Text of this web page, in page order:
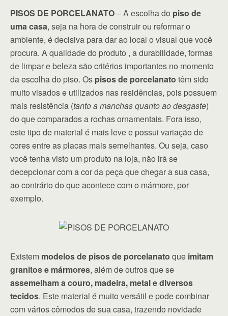
PISOS DE PORCELANATO– A escolha do piso de
uma casa, seja na hora de construir ou reformar o
ambiente, é decisiva para dar ao local o visual que você
procura. A qualidade do produto , a durabilidade, formas
de limpar e beleza são critérios importantes no momento
da escolha do piso. Os pisos de porcelanato têm sido
muito visados e utilizados nas residências, pois possuem
mais resistência (tanto a manchas quanto ao desgaste)
do que comparados a rochas ornamentais. Fora isso,
este tipo de material é mais leve e possui variação de
cores entre as placas mais semelhantes. Ou seja, caso
você tenha visto um produto na loja, não irá se
decepcionar com a cor da peça que chegar a sua casa,
ao contrário do que acontece com o mármore, por
exemplo.
Existem modelos de pisos de porcelanato que imitam
granitos e mármores, além de outros que se
assemelham a couro, madeira, metal e diversos
tecidos. Este material é muito versátil e pode combinar
com vários cômodos de sua casa, trazendo novidade